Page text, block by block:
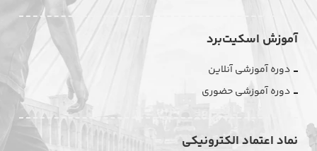
آموزش اسکیت‌برد
دوره آموزشی آنلاین
دوره آموزشی حضوری
نماد اعتماد الکترونیکی